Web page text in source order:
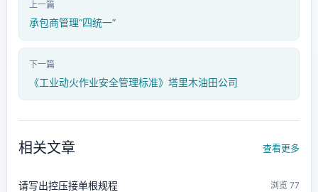
上一篇
承包商管理“四统一”
下一篇
《工业动火作业安全管理标准》塔里木油田公司
相关文章 查看更多
请写出控压接单根规程 浏览 77